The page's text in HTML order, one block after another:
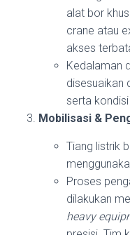
alat bor
crane atau
akses
Kedalaman
disesuaikan
serta
Mobilisasi &
Tiang listrik
Proses
dilakukan
heavy